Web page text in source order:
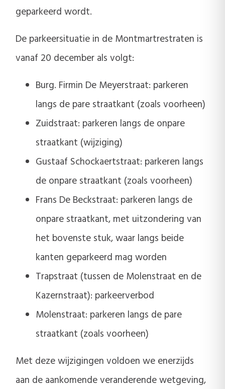
geparkeerd wordt.
De parkeersituatie in de Montmartrestraten is
vanaf 20 december als volgt:
Burg. Firmin De Meyerstraat: parkeren
langs de pare straatkant (zoals voorheen)
Zuidstraat: parkeren langs de onpare
straatkant (wijziging)
Gustaaf Schockaertstraat: parkeren langs
de onpare straatkant (zoals voorheen)
Frans De Beckstraat: parkeren langs de
onpare straatkant, met uitzondering van
het bovenste stuk, waar langs beide
kanten geparkeerd mag worden
Trapstraat (tussen de Molenstraat en de
Kazernstraat): parkeerverbod
Molenstraat: parkeren langs de pare
straatkant (zoals voorheen)
Met deze wijzigingen voldoen we enerzijds
aan de aankomende veranderende wetgeving,